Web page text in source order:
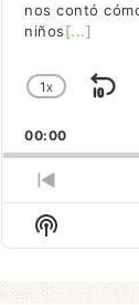
nos contó
niños[...]
DE
1X
00:00
Mostrar
La
Del